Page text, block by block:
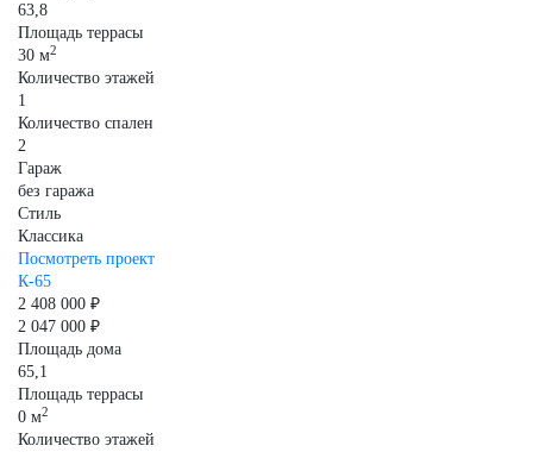
63,8
Площадь террасы
30 м2
Количество этажей
1
Количество спален
2
Гараж
без гаража
Стиль
Классика
Посмотреть проект
К-65
2 408 000 ₽
2 047 000 ₽
Площадь дома
65,1
Площадь террасы
0 м2
Количество этажей